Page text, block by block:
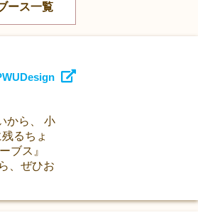
ース一覧
から、 小
るちょ
ブス』
、ぜひお